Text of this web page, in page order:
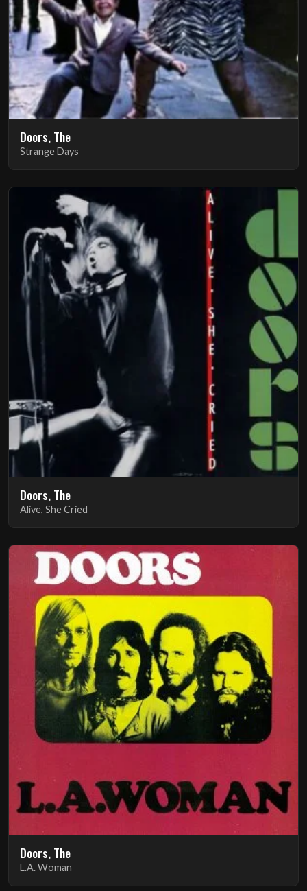
Doors, The
Strange Days
Doors, The
Alive, She Cried
Doors, The
L.A. Woman